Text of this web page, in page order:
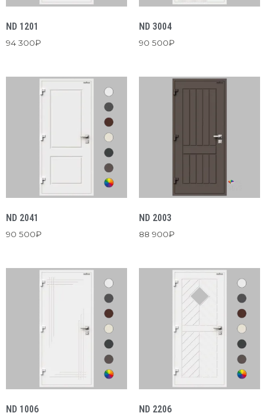
ND 1201
94 300₽
ND 3004
90 500₽
ND 2041
90 500₽
ND 2003
88 900₽
ND 1006 ND 2206